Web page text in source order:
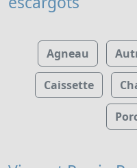
Agneau
Caissette